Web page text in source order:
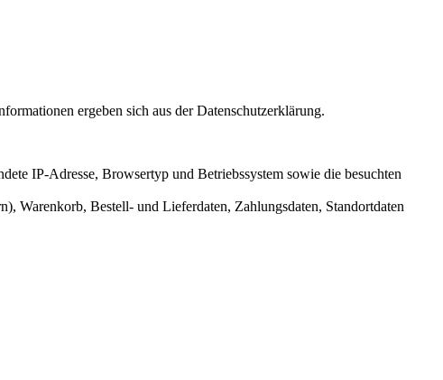
ergeben sich aus der Datenschutzerklärung.
IP-Adresse, Browsertyp und Betriebssystem sowie die besuchten
Warenkorb, Bestell- und Lieferdaten, Zahlungsdaten, Standortdaten